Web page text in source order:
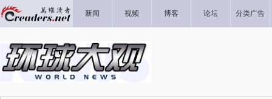
新闻 视频 博客 论坛 分类广告